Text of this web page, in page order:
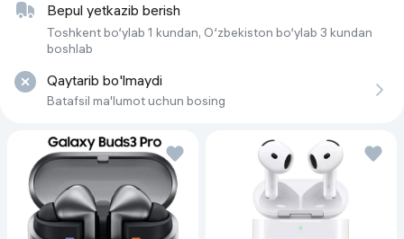
Bepul yetkazib berish
Toshkent bo‘ylab 1 kundan, O‘zbekiston bo‘ylab 3 kundan
boshlab
Qaytarib bo'lmaydi
Batafsil ma'lumot uchun bosing